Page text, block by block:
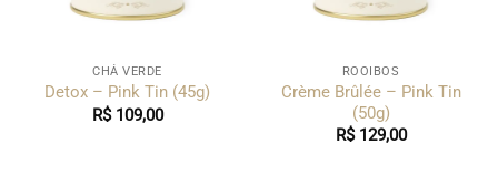
CHÁ VERDE
Detox – Pink Tin (45g)
R$109,00
ROOIBOS
Crème Brûlée – Pink Tin
(50g)
R$129,00